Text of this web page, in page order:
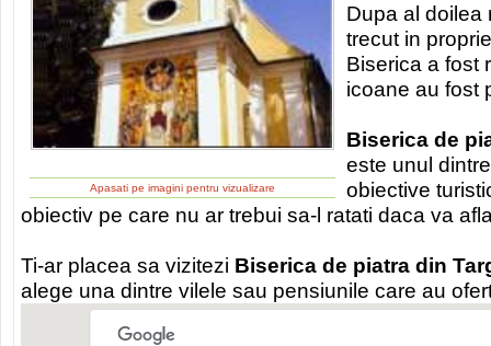
Apasati pe imagini pentru vizualizare
Dupa al doilea
trecut in
Biserica a fost
icoane au fost
Biserica de
este unul
obiective
obiectiv pe care nu ar trebui sa-l ratati daca va
Ti-ar placea sa vizitezi Biserica de piatra din
alege una dintre vilele sau pensiunile care au